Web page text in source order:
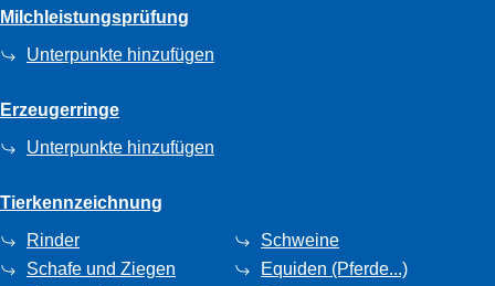
Milchleistungsprüfung
Unterpunkte hinzufügen
Erzeugerringe
Unterpunkte hinzufügen
Tierkennzeichnung
Rinder
Schweine
Schafe und Ziegen
Equiden (Pferde...)